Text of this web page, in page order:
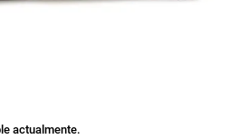
actualmente.